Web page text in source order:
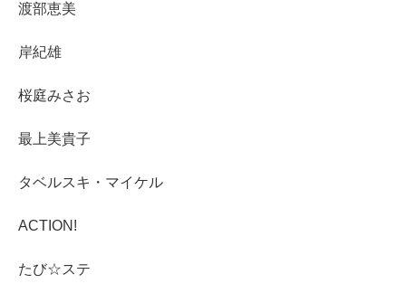
渡部恵美
岸紀雄
桜庭みさお
最上美貴子
タベルスキ・マイケル
ACTION!
たび☆ステ